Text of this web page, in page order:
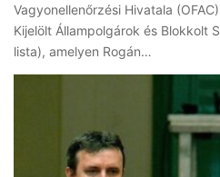
Vagyonellenőrzési Hivatala
Kijelölt Állampolgárok és Blokkolt
lista), amelyen Rogán…